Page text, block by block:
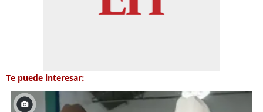
Te puede interesar: